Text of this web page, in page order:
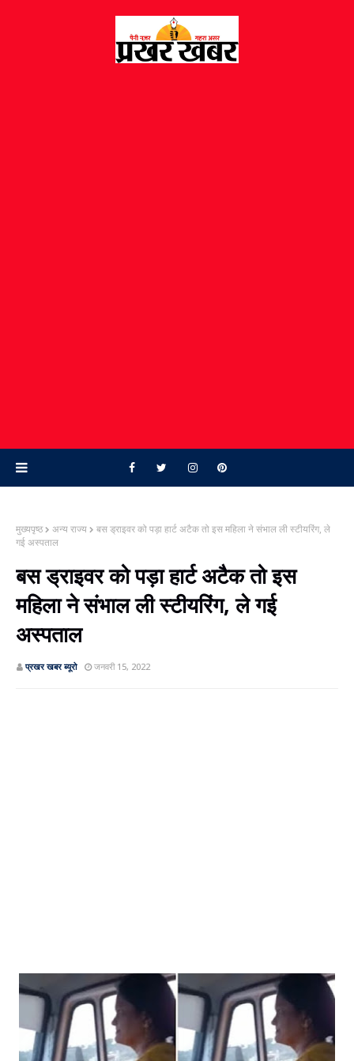
मुख्यपृष्ठ अन्य राज्य
बस ड्राइवर को पड़ा हार्ट अटैक तो इस महिला ने संभाल ली स्‍टीयरिंग, ले
गई अस्‍पताल
बस ड्राइवर को पड़ा हार्ट अटैक तो इस
महिला ने संभाल ली स्‍टीयरिंग, ले गई
अस्‍पताल
प्रखर खबर ब्‍यूरो जनवरी 15, 2022